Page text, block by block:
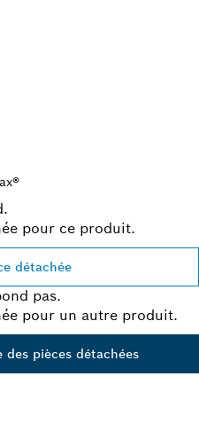
pour ce produit.
détachée
pas.
pour un autre produit.
pièces détachées